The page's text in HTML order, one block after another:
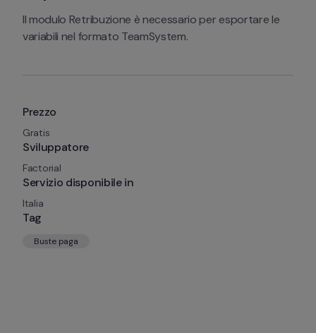
Prezzo
Gratis
Sviluppatore
Factorial
Servizio disponibile in
Italia
Tag
Buste paga
Il modulo Retribuzione è necessario per esportare le
variabili nel formato TeamSystem.